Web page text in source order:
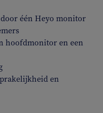
één Heyo monitor
hoofdmonitor en een
en